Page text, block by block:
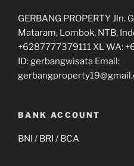
GERBANG PROPERTY Jln.
Mataram, Lombok, NTB,
+6287777379111 XL WA:
ID: gerbangwisata Email:
BANK ACCOUNT
BNI / BRI / BCA